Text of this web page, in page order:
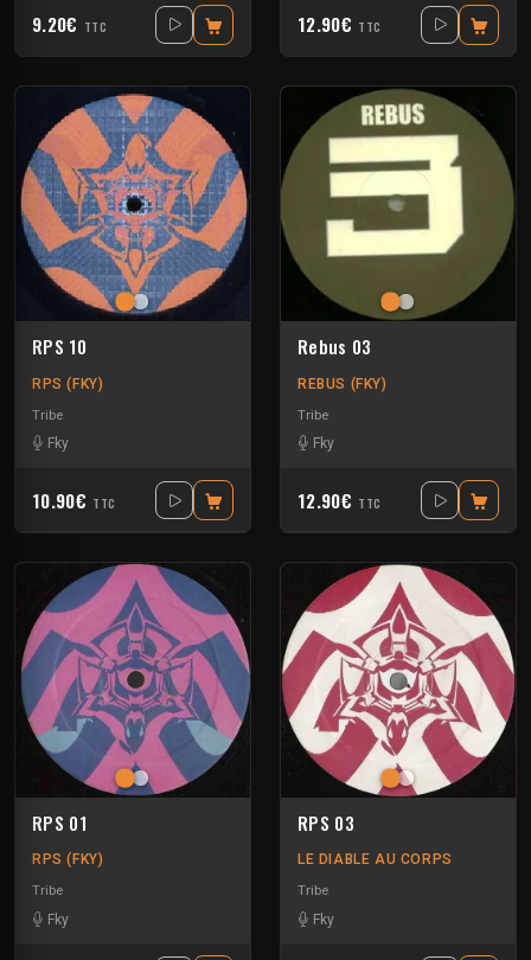
9.20€ TTC 12.90€ TTC
RPS 10
RPS (FKY)
Tribe
Fky
10.90€ TTC
Rebus 03
REBUS (FKY)
Tribe
Fky
12.90€ TTC
RPS 01
RPS (FKY)
Tribe
Fky
RPS 03
LE DIABLE AU CORPS
Tribe
Fky